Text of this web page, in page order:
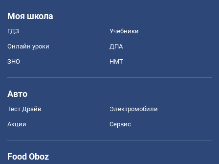
Моя школа
ГДЗ Учебники
Онлайн уроки ДПА
ЗНО НМТ
Авто
Тест Драйв Электромобили
Акции Сервис
Food Oboz